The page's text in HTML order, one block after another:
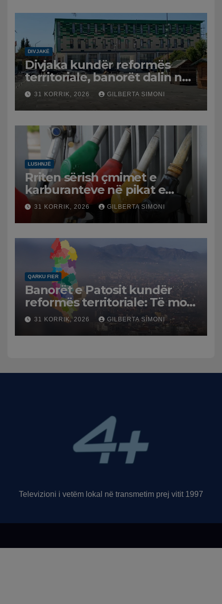
DIVJAKË
Divjaka kundër reformës
territoriale, banorët dalin në
protestë.
31 KORRIK, 2026 GILBERTA SIMONI
LUSHNJË
Rriten sërish çmimet e
karburanteve në pikat e
karburanteve në Lushnjë.
Tensionet në Lindjen e
Mesme shtrenjtojnë naftën
dhe benzinën në vend
31 KORRIK, 2026 GILBERTA SIMONI
QARKU FIER
Banorët e Patosit kundër
reformës territoriale: Të mos
humbasim identitetin e
qytetit
31 KORRIK, 2026 GILBERTA SIMONI
Televizioni i vetëm lokal në transmetim prej vitit 1997